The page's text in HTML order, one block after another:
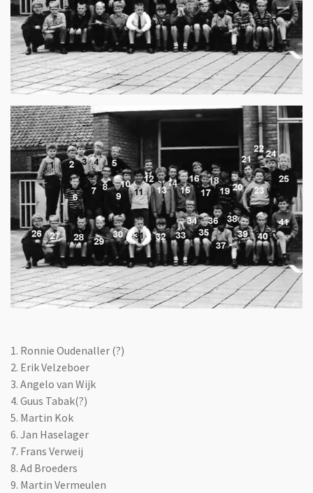
1. Ronnie Oudenaller (?)
2. Erik Velzeboer
3. Angelo van Wijk
4. Guus Tabak(?)
5. Martin Kok
6. Jan Haselager
7. Frans Verweij
8. Ad Broeders
9. Martin Vermeulen